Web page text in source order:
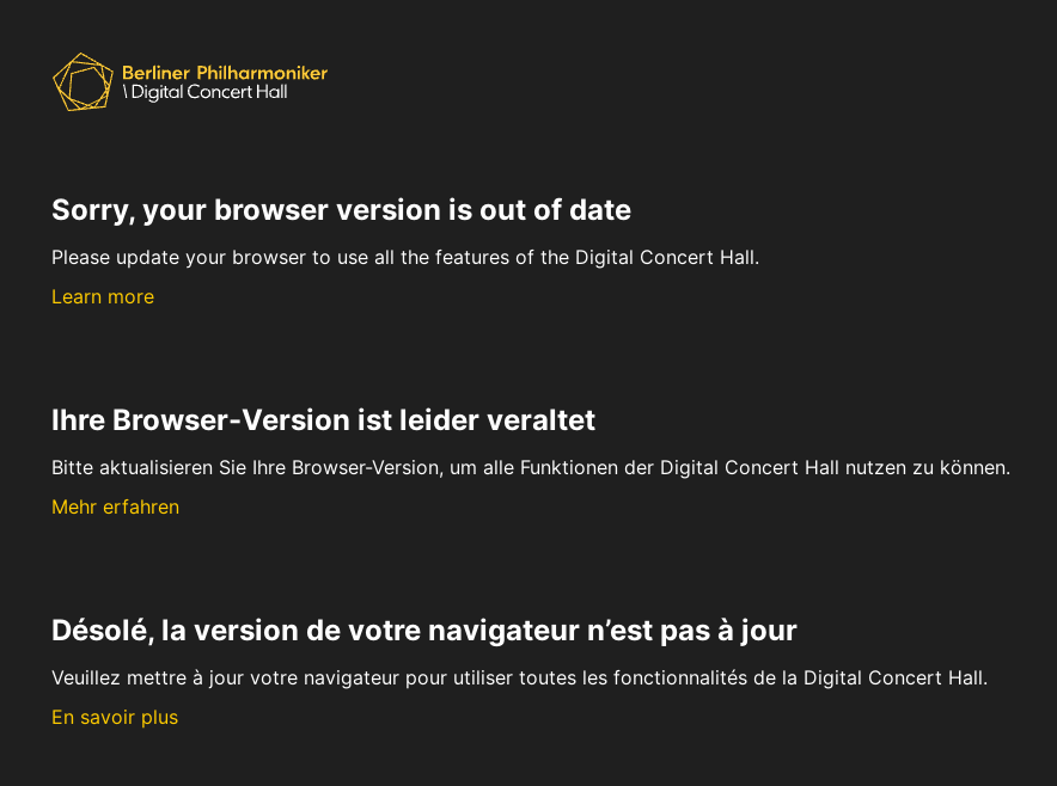
Sorry, your browser version is out of date
Please update your browser to use all the features of the Digital Concert Hall.
Learn more
Ihre Browser-Version ist leider veraltet
Bitte aktualisieren Sie Ihre Browser-Version, um alle Funktionen der Digital Concert Hall nutzen zu können.
Mehr erfahren
Désolé, la version de votre navigateur n’est pas à jour
Veuillez mettre à jour votre navigateur pour utiliser toutes les fonctionnalités de la Digital Concert Hall.
En savoir plus